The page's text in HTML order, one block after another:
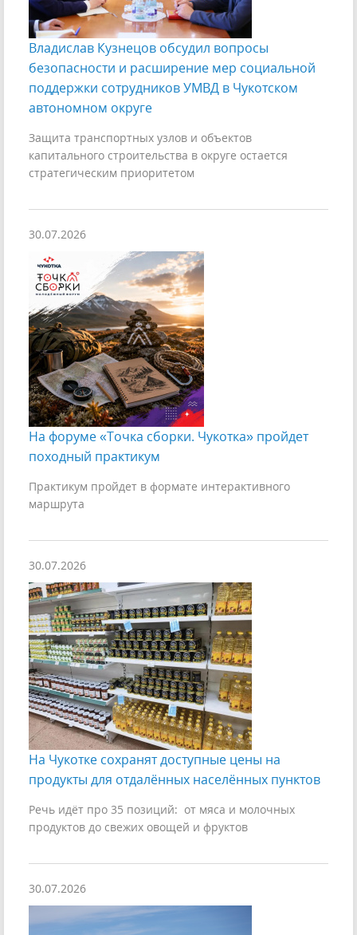
Владислав Кузнецов обсудил вопросы
безопасности и расширение мер социальной
поддержки сотрудников УМВД в Чукотском
автономном округе
Защита транспортных узлов и объектов
капитального строительства в округе остается
стратегическим приоритетом
30.07.2026
На форуме «Точка сборки. Чукотка» пройдет
походный практикум
Практикум пройдет в формате интерактивного
маршрута
30.07.2026
На Чукотке сохранят доступные цены на
продукты для отдалённых населённых пунктов
Речь идёт про 35 позиций: от мяса и молочных
продуктов до свежих овощей и фруктов
30.07.2026